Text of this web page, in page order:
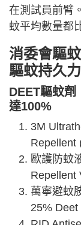
在測試員前臂
蚊平均數量都
消委會驅
驅蚊持久
DEET驅蚊劑｜
達100%
3M
Repellent
歐護防蚊
Repellent
萬寧避蚊
25%